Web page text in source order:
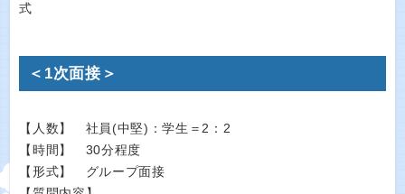
式
＜1次面接＞
【人数】 社員(中堅)：学生＝2：2
【時間】 30分程度
【形式】 グループ面接